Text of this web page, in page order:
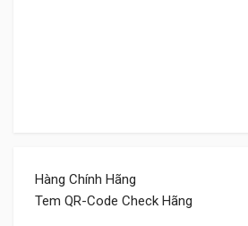
Hàng Chính Hãng
Tem QR-Code Check Hãng